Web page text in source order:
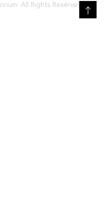
All Rights Reserved.